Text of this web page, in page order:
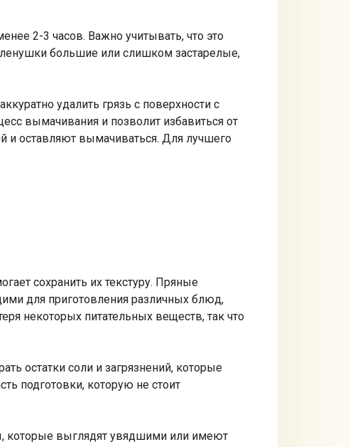
2-3 часов. Важно учитывать, что это
большие или слишком застарелые,
удалить грязь с поверхности с
вымачивания и позволит избавиться от
и оставляют вымачиваться. Для лучшего
сохранить их текстуру. Пряные
для приготовления различных блюд,
некоторых питательных веществ, так что
остатки соли и загрязнений, которые
подготовки, которую не стоит
которые выглядят увядшими или имеют